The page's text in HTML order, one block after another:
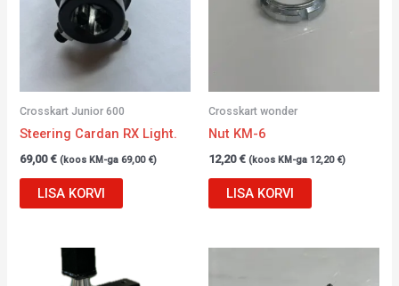
Crosskart Junior 600
Steering Cardan RX Light.
69,00€ (koos KM-ga69,00 €)
LISA KORVI
Crosskart wonder
Nut KM-6
12,20€ (koos KM-ga 12,20 €)
LISA KORVI